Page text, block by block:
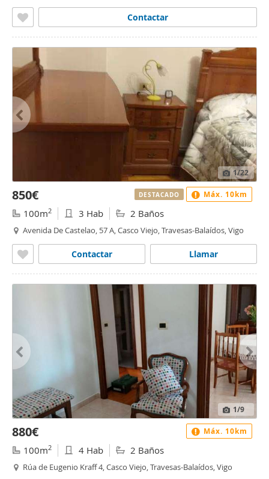
Contactar
1/22
850€
100m2 3 Hab 2 Baños
Avenida De Castelao, 57 A, Casco Viejo, Travesas-Balaídos, Vigo
Llamar
Contactar
DESTACADO Máx. 10km
1/9
880€
100m2 4 Hab 2 Baños
Rúa de Eugenio Kraff 4, Casco Viejo, Travesas-Balaídos, Vigo
Máx. 10km